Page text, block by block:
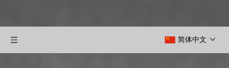
简体中文